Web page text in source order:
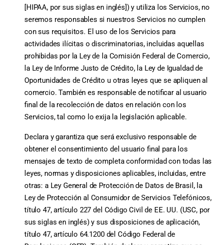
[HIPAA, por sus siglas en inglés]) y utiliza los Servicios, no
seremos responsables si nuestros Servicios no cumplen
con sus requisitos. El uso de los Servicios para
actividades ilícitas o discriminatorias, incluidas aquellas
prohibidas por la Ley de la Comisión Federal de Comercio,
la Ley de Informe Justo de Crédito, la Ley de Igualdad de
Oportunidades de Crédito u otras leyes que se apliquen al
comercio. También es responsable de notificar al usuario
final de la recolección de datos en relación con los
Servicios, tal como lo exija la legislación aplicable.
Declara y garantiza que será exclusivo responsable de
obtener el consentimiento del usuario final para los
mensajes de texto de completa conformidad con todas las
leyes, normas y disposiciones aplicables, incluidas, entre
otras: a Ley General de Protección de Datos de Brasil, la
Ley de Protección al Consumidor de Servicios Telefónicos,
título 47, artículo 227 del Código Civil de EE. UU. (USC, por
sus siglas en inglés) y sus disposiciones de aplicación,
título 47, artículo 64.1200 del Código Federal de